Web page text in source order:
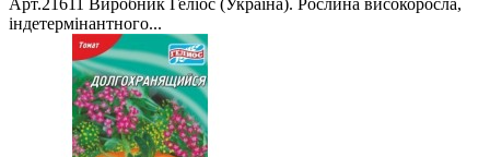
індетермінантного...